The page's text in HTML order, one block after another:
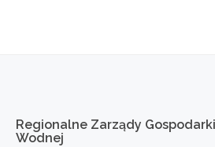
Regionalne Zarządy Gospodarki
Wodnej